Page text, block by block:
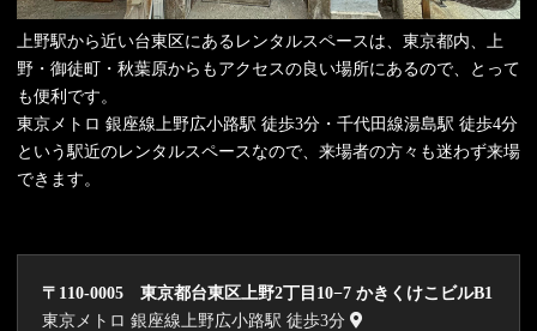
上野駅から近い台東区にあるレンタルスペースは、東京都内、上
野・御徒町・秋葉原からもアクセスの良い場所にあるので、とって
も便利です。
東京メトロ 銀座線上野広小路駅 徒歩3分・千代田線湯島駅 徒歩4分
という駅近のレンタルスペースなので、来場者の方々も迷わず来場
できます。
〒110-0005 東京都台東区上野2丁目10−7 かきくけこビルB1
東京メトロ 銀座線上野広小路駅 徒歩3分